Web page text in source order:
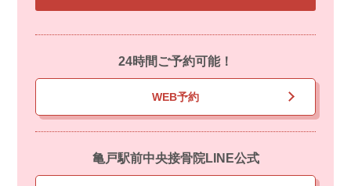
24時間ご予約可能！
WEB予約
亀戸駅前中央接骨院LINE公式